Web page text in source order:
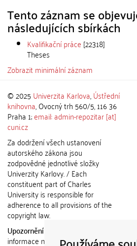
Tento záznam se
následujících sbírkách
Kvalifikační práce [22318]
Theses
Zobrazit minimální záznam
© 2025 Univerzita Karlova,Ústřední
knihovna, Ovocný trh 560/5, 116 36
Praha 1;email: admin-repozitar [at]
cuni.cz
Za dodržení všech ustanovení
autorského zákona jsou
zodpovědné jednotlivé složky
Univerzity Karlovy. / Each
constituent part of Charles
University is responsible for
adherence to all provisions of the
copyright law.
Upozornění / Notice:
informace nemohou být použity k